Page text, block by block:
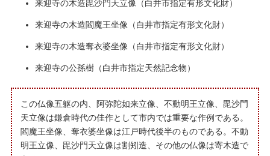
来迎寺の木造毘沙門天立像（白井市指定有形文化財）
来迎寺の木造閻魔王坐像（白井市指定有形文化財）
来迎寺の木造奪衣婆坐像（白井市指定有形文化財）
来迎寺の公孫樹（白井市指定天然記念物）
この仏像五躯の内、阿弥陀如来立像、不動明王立像、毘沙門
天立像は鎌倉時代の佳作として市内では重要な作例である。
閻魔王坐像、奪衣婆坐像は江戸時代後半のものである。不動
明王立像、毘沙門天立像は割矧造、その他の仏像は寄木造で